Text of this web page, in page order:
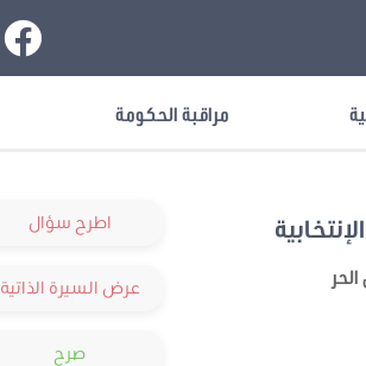
مراقبة الحكومة
اطرح سؤال
عرض السيرة الذاتية
صرح